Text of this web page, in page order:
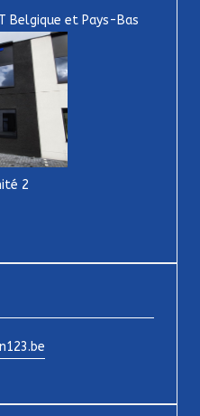
Belgique et Pays-Bas
2